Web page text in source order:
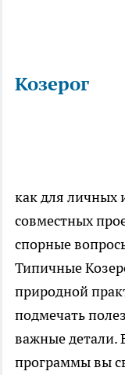
Козерог
как для личных
совместных
спорные
Типичные
природной
подмечать
важные детали.
программы вы